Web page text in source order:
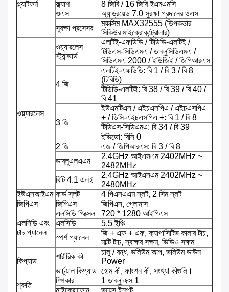
প্ল্যাটফর্ম
ফ্ল্যাশ
8 জিবি / 16 জিবি ইএমএমসি
ওএস
অ্যান্ড্রয়েড 7.0 সুরক্ষা প্রদানের ওএস
সুরক্ষা প্রসেসর
ম্যাক্সিম MAX32555 (ডিপকভার
সিকিউর মাইক্রোকন্ট্রোলার)
ওয়্যারলেস
ওয়্যারলেস
স্ট্যান্ডার্ড
এলটিই-এফডিডি / টিডিডি-এলটিই /
টিডিএস-সিডিএমএ / ডাব্লুসিডিএমএ /
সিডিএমএ 2000 / ইডিজিই / জিপিআরএস
4 জি
এলটিই-এফডিডি: বি 1 / বি 3 / বি 8
(টিবিডি)
টিডিডি-এলটিই: বি 38 / বি 39 / বি 40 /
বি 41
3 জি
ইউএমটিএস / এইচএসপিএ / এইচএসপিএ
+ / ডিসি-এইচএসপিএ +: বি 1 / বি 8
টিডিএস-সিডিএমএ: বি 34 / বি 39
ইভিডো: বিসি 0
2 জি
এজ / জিপিআরএস: বি 3 / বি 8
ডাব্লুএলএএন
2.4GHz আইএসএম 2402MHz ~
2482MHz
বিটি 4.1 এলই
2.4GHz আইএসএম 2402MHz ~
2480MHz
ইউএসআইএম কার্ড স্লট
4 পিএসএএম স্লট, 2 সিম স্লট
জিপিএস
জিপিএস জিপিএস, গ্লোনাস
এলসিডি এবং
টাচ প্যানেল
এলসিডি পিক্সেল
720 * 1280 আইপিএস
এলসিডি
5.5 ইঞ্চি
স্পর্শ প্যানেল
জি + এফ + এফ, ক্যাপাসিটিভ কালার টাচ,
মাল্টি টাচ, স্বাক্ষর সক্ষম, ভিডিও সক্ষম
কিপ্যাড
শারীরিক কী
চালু / বন্ধ, ভলিউম আপ, ভলিউম ডাউন
Power
ভার্চুয়াল কিপ্যাড হোম কী, ফাংশন কী, সংখ্যা কীগুলি।
শ্রুতি
স্পিকার
1 ডাব্লু এক্স 1